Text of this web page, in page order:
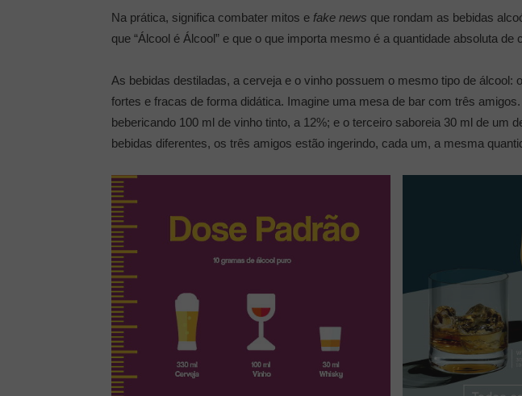
Na prática, significa combater mitos e fake news que rondam as bebidas
que “Álcool é Álcool” e que o que importa mesmo é a quantidade absoluta
As bebidas destiladas, a cerveja e o vinho possuem o mesmo tipo de
fortes e fracas de forma didática. Imagine uma mesa de bar com três
bebericando 100 ml de vinho tinto, a 12%; e o terceiro saboreia 30 ml de
bebidas diferentes, os três amigos estão ingerindo, cada um, a mesma